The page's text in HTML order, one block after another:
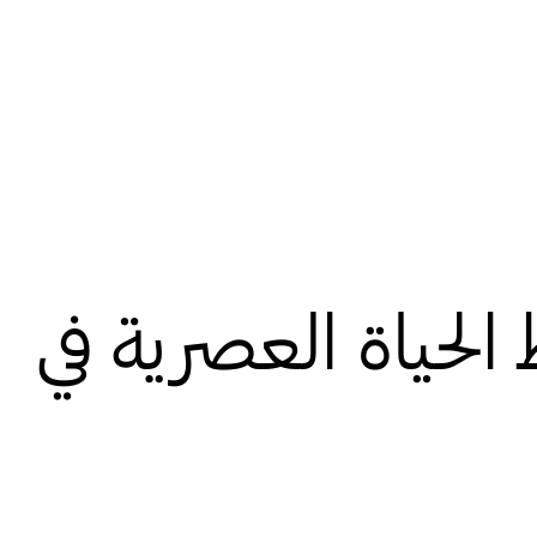
العصرية في